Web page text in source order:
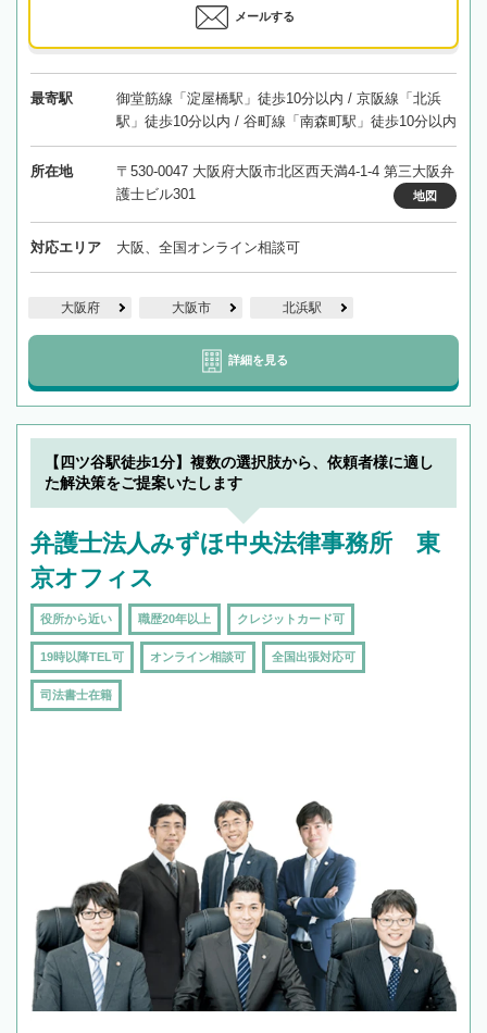
メールする
最寄駅
御堂筋線「淀屋橋駅」徒歩10分以内 / 京阪線「北浜
駅」徒歩10分以内 / 谷町線「南森町駅」徒歩10分以内
所在地
〒530-0047 大阪府大阪市北区西天満4-1-4 第三大阪弁
護士ビル301
地図
対応エリア 大阪、全国オンライン相談可
大阪府 大阪市 北浜駅
詳細を見る
【四ツ谷駅徒歩1分】複数の選択肢から、依頼者様に適し
た解決策をご提案いたします
弁護士法人みずほ中央法律事務所 東
京オフィス
役所から近い 職歴20年以上 クレジットカード可
19時以降TEL可 オンライン相談可 全国出張対応可
司法書士在籍